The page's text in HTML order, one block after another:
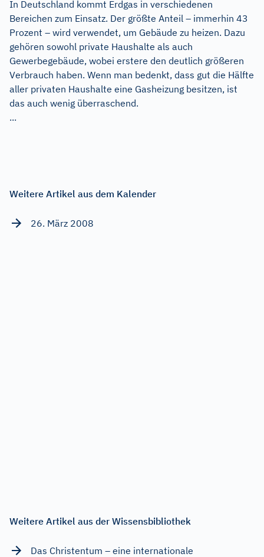
In Deutschland kommt Erdgas in verschiedenen
Bereichen zum Einsatz. Der größte Anteil – immerhin 43
Prozent – wird verwendet, um Gebäude zu heizen. Dazu
gehören sowohl private Haushalte als auch
Gewerbegebäude, wobei erstere den deutlich größeren
Verbrauch haben. Wenn man bedenkt, dass gut die Hälfte
aller privaten Haushalte eine Gasheizung besitzen, ist
das auch wenig überraschend.
...
Weitere Artikel aus dem Kalender
26. März 2008
Weitere Artikel aus der Wissensbibliothek
Das Christentum – eine internationale